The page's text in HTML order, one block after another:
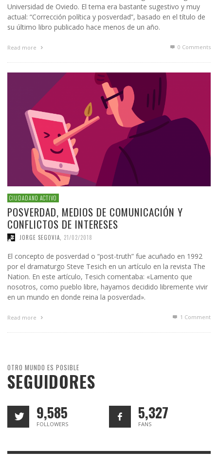
Universidad de Oviedo. El tema era bastante sugestivo y muy
actual: “Corrección política y posverdad”, basado en el título de
su último libro publicado hace menos de un año.
Read more 0 Comments
CIUDADANO ACTIVO
POSVERDAD, MEDIOS DE COMUNICACIÓN Y
CONFLICTOS DE INTERESES
JORGE SEGOVIA 21/02/2018
El concepto de posverdad o “post-truth” fue acuñado en 1992
por el dramaturgo Steve Tesich en un artículo en la revista The
Nation. En este artículo, Tesich comentaba: «Lamento que
nosotros, como pueblo libre, hayamos decidido libremente vivir
en un mundo en donde reina la posverdad».
Read more 1 Comment
OTRO MUNDO ES POSIBLE
SEGUIDORES
9,585
FOLLOWERS
5,327
FANS